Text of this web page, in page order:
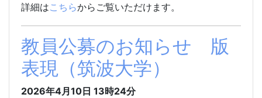
詳細はこちらからご覧いただけます。
教員公募のお知らせ 版
表現（筑波大学）
2026年4月10日 13時24分